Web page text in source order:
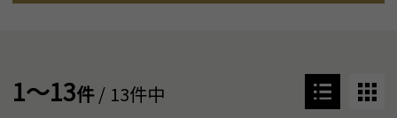
1～13件/ 13件中